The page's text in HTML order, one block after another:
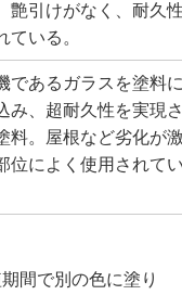
艶引けがなく、耐久
ている。
であるガラスを塗料
み、超耐久性を実現
料。屋根など劣化が
位によく使用されて
間で別の色に塗り